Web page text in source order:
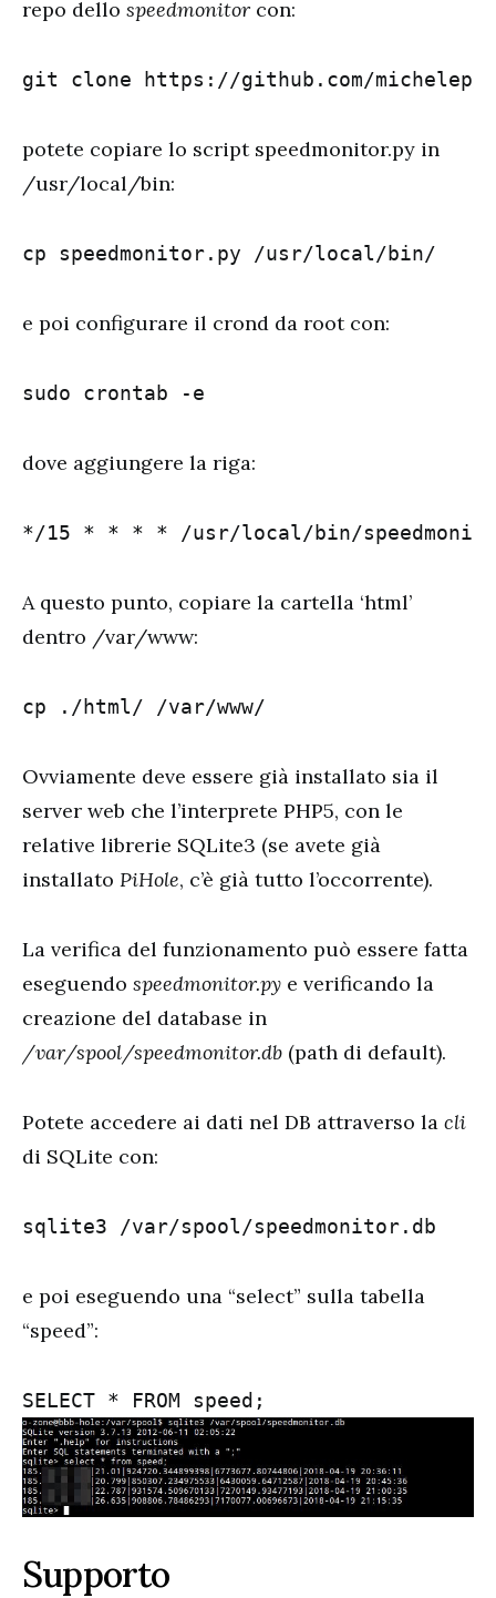
repo dello speedmonitor con:
git clone https://github.com/michelep/
potete copiare lo script speedmonitor.py in
/usr/local/bin:
cp speedmonitor.py /usr/local/bin/
e poi configurare il crond da root con:
sudo crontab -e
dove aggiungere la riga:
*/15 * * * * /usr/local/bin/
A questo punto, copiare la cartella ‘html’
dentro /var/www:
cp ./html/ /var/www/
Ovviamente deve essere già installato sia il
server web che l’interprete PHP5, con le
relative librerie SQLite3 (se avete già
installato PiHole, c’è già tutto l’occorrente).
La verifica del funzionamento può essere fatta
eseguendo speedmonitor.py e verificando la
creazione del database in
/var/spool/speedmonitor.db (path di default).
Potete accedere ai dati nel DB attraverso la cli
di SQLite con:
sqlite3 /var/spool/speedmonitor.db
e poi eseguendo una “select” sulla tabella
“speed”:
Supporto